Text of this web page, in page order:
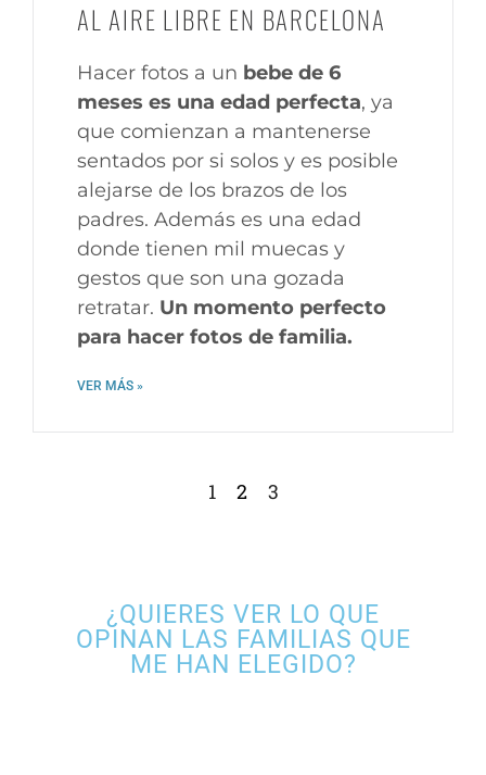
AL AIRE LIBRE EN BARCELONA
Hacer fotos a un bebe de 6
meses es una edad perfecta, ya
que comienzan a mantenerse
sentados por si solos y es posible
alejarse de los brazos de los
padres. Además es una edad
donde tienen mil muecas y
gestos que son una gozada
retratar. Un momento perfecto
para hacer fotos de familia.
VER MÁS »
1 2 3
¿QUIERES VER LO QUE
OPINAN LAS FAMILIAS QUE
ME HAN ELEGIDO?